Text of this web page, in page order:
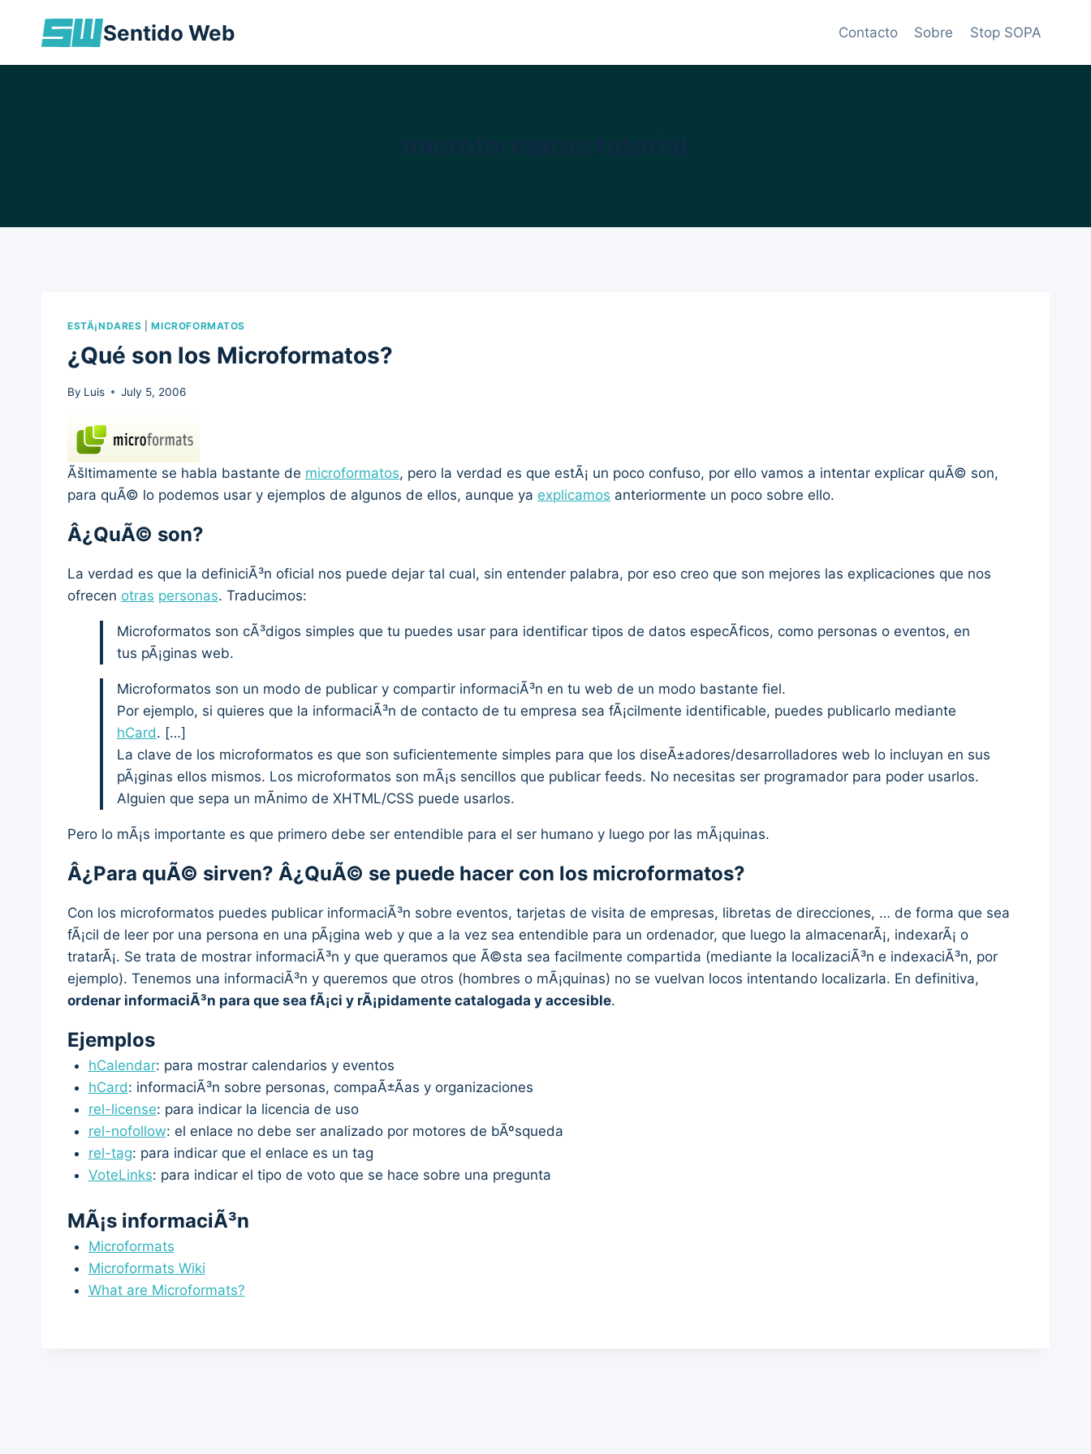
Sentido Web Contacto Sobre Stop SOPA
ESTÃ¡NDARES |MICROFORMATOS
¿Qué son los Microformatos?
By Luis July 5, 2006
Ãšltimamente se habla bastante de microformatos, pero la verdad es que estÃ¡ un poco confuso, por ello vamos a intentar explicar quÃ© son,
para quÃ© lo podemos usar y ejemplos de algunos de ellos, aunque ya explicamos anteriormente un poco sobre ello.
Â¿QuÃ© son?
La verdad es que la definiciÃ³n oficial nos puede dejar tal cual, sin entender palabra, por eso creo que son mejores las explicaciones que nos
ofrecen otras personas. Traducimos:
Microformatos son cÃ³digos simples que tu puedes usar para identificar tipos de datos especÃ­ficos, como personas o eventos, en
tus pÃ¡ginas web.
Microformatos son un modo de publicar y compartir informaciÃ³n en tu web de un modo bastante fiel.
Por ejemplo, si quieres que la informaciÃ³n de contacto de tu empresa sea fÃ¡cilmente identificable, puedes publicarlo mediante
hCard. […]
La clave de los microformatos es que son suficientemente simples para que los diseÃ±adores/desarrolladores web lo incluyan en sus
pÃ¡ginas ellos mismos. Los microformatos son mÃ¡s sencillos que publicar feeds. No necesitas ser programador para poder usarlos.
Alguien que sepa un mÃ­nimo de XHTML/CSS puede usarlos.
Pero lo mÃ¡s importante es que primero debe ser entendible para el ser humano y luego por las mÃ¡quinas.
Â¿Para quÃ© sirven? Â¿QuÃ© se puede hacer con los microformatos?
Con los microformatos puedes publicar informaciÃ³n sobre eventos, tarjetas de visita de empresas, libretas de direcciones, … de forma que sea
fÃ¡cil de leer por una persona en una pÃ¡gina web y que a la vez sea entendible para un ordenador, que luego la almacenarÃ¡, indexarÃ¡ o
tratarÃ¡. Se trata de mostrar informaciÃ³n y que queramos que Ã©sta sea facilmente compartida (mediante la localizaciÃ³n e indexaciÃ³n, por
ejemplo). Tenemos una informaciÃ³n y queremos que otros (hombres o mÃ¡quinas) no se vuelvan locos intentando localizarla. En definitiva,
ordenar informaciÃ³n para que sea fÃ¡ci y rÃ¡pidamente catalogada y accesible.
Ejemplos
hCalendar: para mostrar calendarios y eventos
hCard: informaciÃ³n sobre personas, compaÃ±Ã­as y organizaciones
rel-license: para indicar la licencia de uso
rel-nofollow: el enlace no debe ser analizado por motores de bÃºsqueda
rel-tag: para indicar que el enlace es un tag
VoteLinks: para indicar el tipo de voto que se hace sobre una pregunta
MÃ¡s informaciÃ³n
Microformats
Microformats Wiki
What are Microformats?